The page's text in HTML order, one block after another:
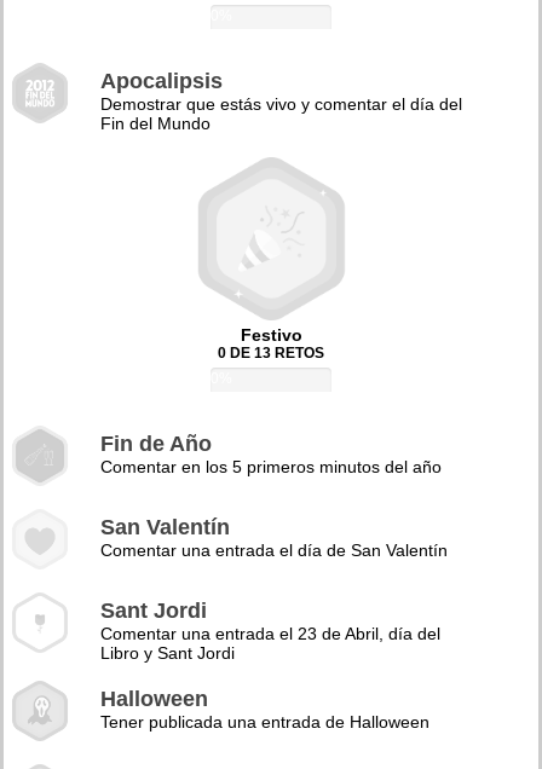
Apocalipsis
Demostrar que estás vivo y comentar el día del
Fin del Mundo
Festivo
0 DE 13 RETOS
Fin de Año
Comentar en los 5 primeros minutos del año
San Valentín
Comentar una entrada el día de San Valentín
Sant Jordi
Comentar una entrada el 23 de Abril, día del
Libro y Sant Jordi
Halloween
Tener publicada una entrada de Halloween